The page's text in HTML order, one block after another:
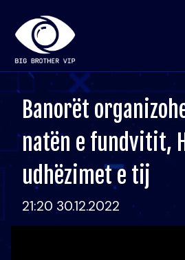
Banorët
natën e fundvitit,
udhëzimet e tij
21:20 30.12.2022